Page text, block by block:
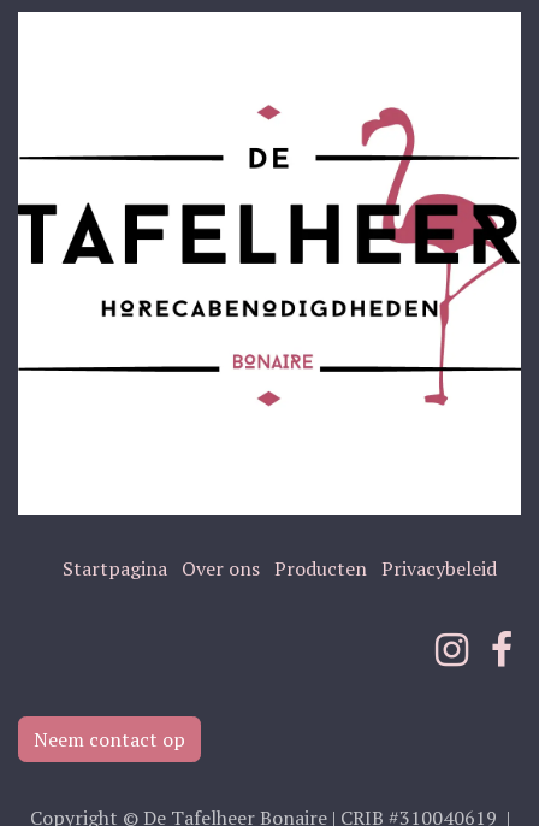
Startpagina Over ons Producten Privacybeleid
Neem contact op
Copyright © De Tafelheer Bonaire | CRIB #310040619 |